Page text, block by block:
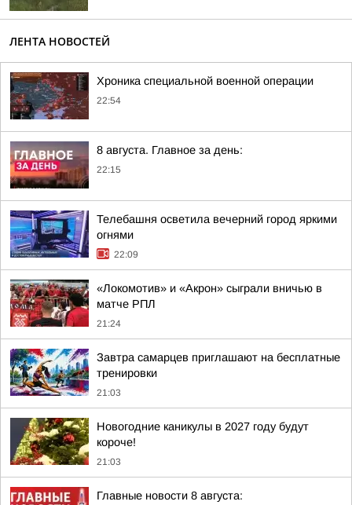
ЛЕНТА НОВОСТЕЙ
Хроника специальной военной операции
22:54
8 августа. Главное за день:
22:15
Телебашня осветила вечерний город яркими
огнями
22:09
«Локомотив» и «Акрон» сыграли вничью в
матче РПЛ
21:24
Завтра самарцев приглашают на бесплатные
тренировки
21:03
Новогодние каникулы в 2027 году будут
короче!
21:03
Главные новости 8 августа: